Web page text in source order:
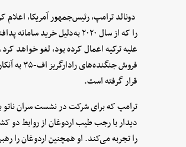
دونالد ترامپ، رئیس‌جمهور آمریکا، اعلام
علیه ترکیه اعمال کرده بود، لغو خواهد
فروش
قرار گرفته است.
ترامپ که برای شرکت در نشست سران ناتو
دیدار با رجب طیب اردوغان از روابط دو
را تجربه می‌کند. او همچنین اردوغان را